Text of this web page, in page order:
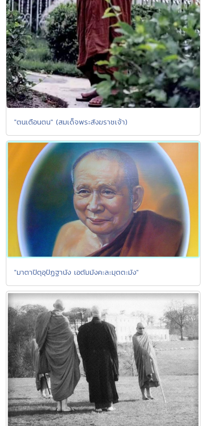
"ตนเตือนตน" (สมเด็จพระสังฆราชเจ้า)
"มาตาปิตุอุปัฏฐานัง เอตัมมังคะละมุตตะมัง"